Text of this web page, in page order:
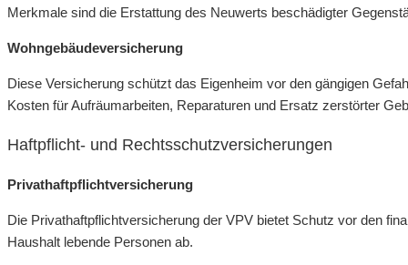
Merkmale sind die Erstattung des Neuwerts beschädigter
Wohngebäudeversicherung
Diese Versicherung schützt das Eigenheim vor den gängigen
Kosten für Aufräumarbeiten, Reparaturen und Ersatz zerstörter
Haftpflicht- und Rechtsschutzversicherungen
Privathaftpflichtversicherung
Die Privathaftpflichtversicherung der VPV bietet Schutz vor den
Haushalt lebende Personen ab.